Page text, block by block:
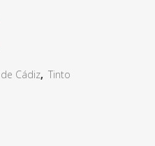
Cádiz, Tinto